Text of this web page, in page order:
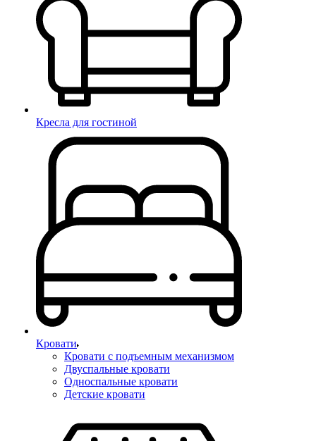
Кресла для гостиной
Кровати
Кровати с подъемным механизмом
Двуспальные кровати
Односпальные кровати
Детские кровати